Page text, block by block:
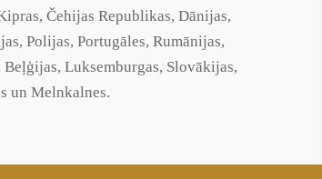
Čehijas Republikas, Dānijas,
Polijas, Portugāles, Rumānijas,
Luksemburgas, Slovākijas,
un Melnkalnes.